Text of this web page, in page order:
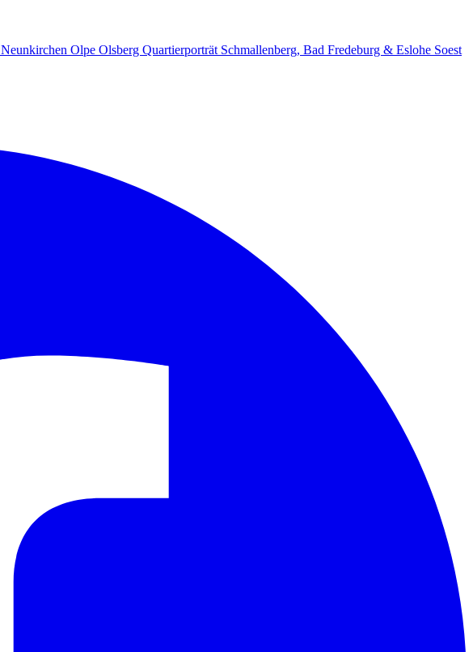
Neunkirchen Olpe Olsberg Quartierporträt Schmallenberg, Bad Fredeburg & Eslohe Soest